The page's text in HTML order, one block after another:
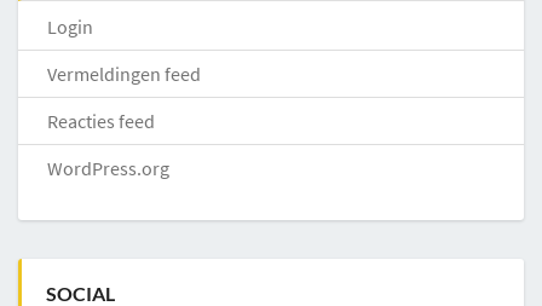
Login
Vermeldingen feed
Reacties feed
WordPress.org
SOCIAL